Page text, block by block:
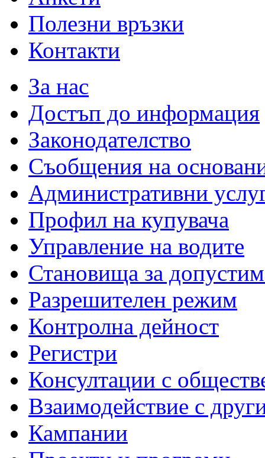
Полезни връзки
Контакти
За нас
Достъп до информация
Законодателство
Съобщения на
Административни
Профил на купувача
Управление на водите
Становища за
Разрешителен режим
Контролна дейност
Регистри
Консултации с
Взаимодействие с
Кампании